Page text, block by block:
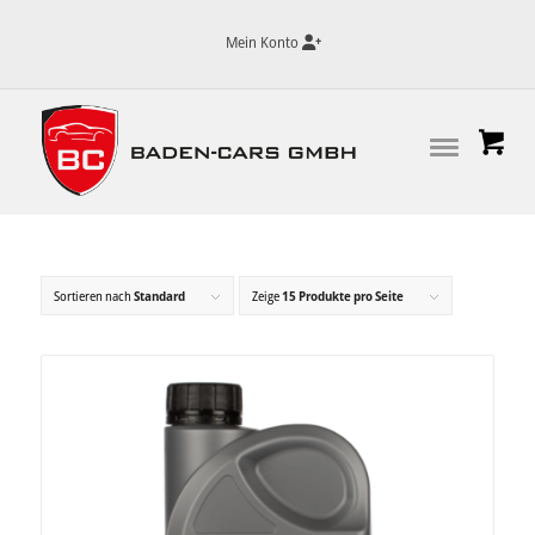
Mein Konto
Sortieren nach Standard Zeige15 Produkte pro Seite